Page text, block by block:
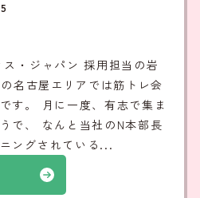
・ジャパン 採用担当の岩
名古屋エリアでは筋トレ会
す。 月に一度、有志で集ま
で、 なんと当社のN本部長
ングされている...